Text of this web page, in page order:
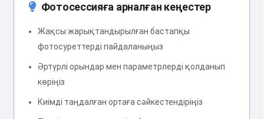
Фотосессияға арналған кеңестер
Жақсы жарықтандырылған бастапқы
фотосуреттерді пайдаланыңыз
Әртүрлі орындар мен параметрлерді қолданып
көріңіз
Киімді таңдалған ортаға сәйкестендіріңіз